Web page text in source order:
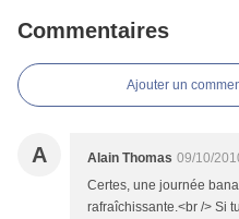
Commentaires
Ajouter un
A Alain Thomas 09/10/
Certes, une journée
rafraîchissante.<br /> Si